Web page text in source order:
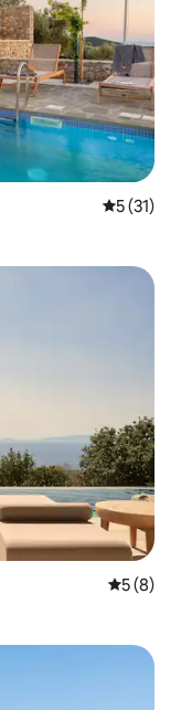
평점 5점
5 (31)
평점 5점
5 (8)